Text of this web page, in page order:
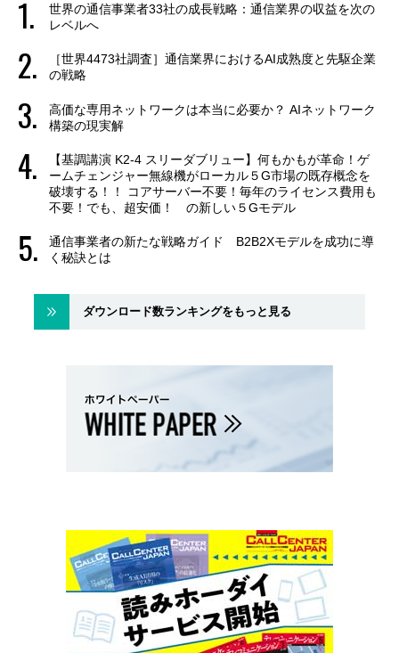
世界の通信事業者33社の成長戦略：通信業界の収益を次の
レベルへ
［世界4473社調査］通信業界におけるAI成熟度と先駆企業
の戦略
高価な専用ネットワークは本当に必要か？ AIネットワーク
構築の現実解
【基調講演 K2-4 スリーダブリュー】何もかもが革命！ゲ
ームチェンジャー無線機がローカル５G市場の既存概念を
破壊する！！ コアサーバー不要！毎年のライセンス費用も
不要！でも、超安価！ の新しい５Gモデル
通信事業者の新たな戦略ガイド B2B2Xモデルを成功に導
く秘訣とは
ダウンロード数ランキングをもっと見る